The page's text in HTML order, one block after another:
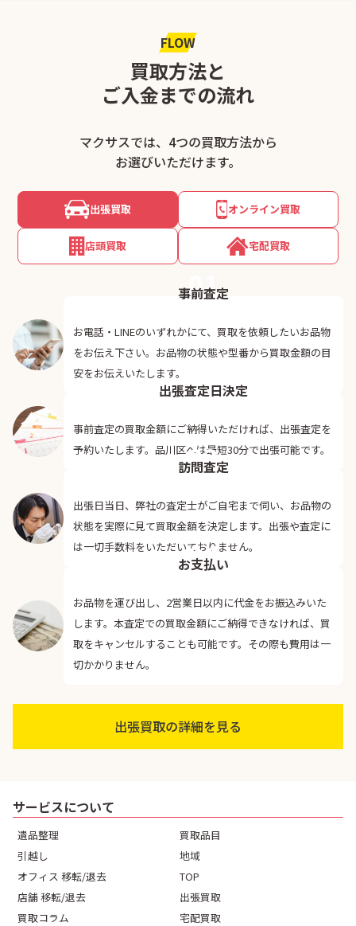
FLOW
買取方法と
ご入金までの流れ
マクサスでは、4つの買取方法から
お選びいただけます。
出張買取 オンライン買取
店頭買取 宅配買取
01
事前査定
お電話・LINEのいずれかにて、買取を依頼したいお品物
をお伝え下さい。お品物の状態や型番から買取金額の目
安をお伝えいたします。
02
出張査定日決定
事前査定の買取金額にご納得いただければ、出張査定を
予約いたします。品川区へは最短30分で出張可能です。
03
訪問査定
出張日当日、弊社の査定士がご自宅まで伺い、お品物の
状態を実際に見て買取金額を決定します。出張や査定に
は一切手数料をいただいておりません。
04
お支払い
お品物を運び出し、2営業日以内に代金をお振込みいた
します。本査定での買取金額にご納得できなければ、買
取をキャンセルすることも可能です。その際も費用は一
切かかりません。
出張買取の詳細を見る
サービスについて
遺品整理
引越し
オフィス 移転/退去
店舗 移転/退去
買取コラム
買取品目
地域
TOP
出張買取
宅配買取